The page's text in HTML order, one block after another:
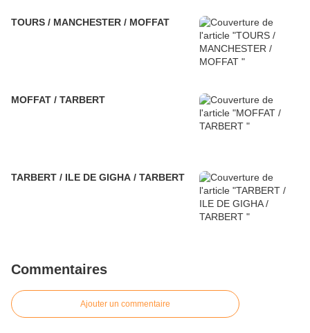
TOURS / MANCHESTER / MOFFAT
MOFFAT / TARBERT
TARBERT / ILE DE GIGHA / TARBERT
Commentaires
Ajouter un commentaire